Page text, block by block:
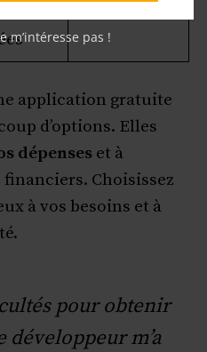
application gratuite
d’options. Elles
dépenses et à
Choisissez
à vos besoins et à
pour obtenir
m’a
m’intéresse pas !